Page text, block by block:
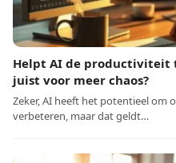
Helpt AI de productiviteit
juist voor meer chaos?
Zeker, AI heeft het potentieel om
verbeteren, maar dat geldt…